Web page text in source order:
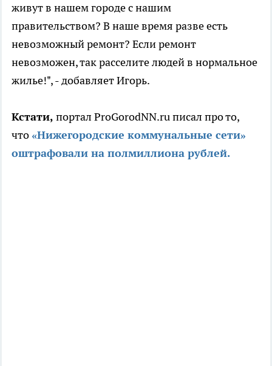
живут в нашем городе с нашим
правительством? В наше время разве есть
невозможный ремонт? Если ремонт
невозможен, так расселите людей в нормальное
жилье!", - добавляет Игорь.
Кстати, портал ProGorodNN.ru писал про то,
что «Нижегородские коммунальные сети»
оштрафовали на полмиллиона рублей.